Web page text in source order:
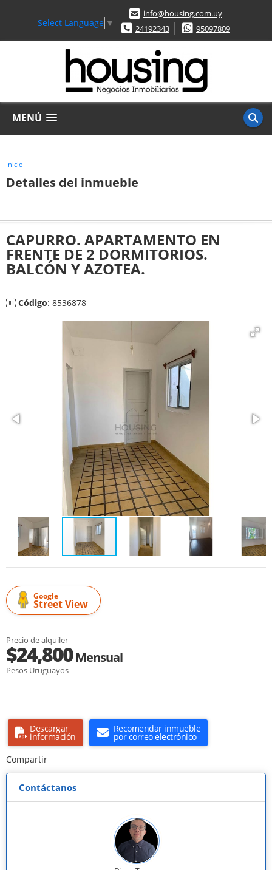
Select Language ▼
info@housing.com.uy
24192343
95097809
MENÚ
Inicio
Detalles del inmueble
CAPURRO. APARTAMENTO EN
FRENTE DE 2 DORMITORIOS.
BALCÓN Y AZOTEA.
Código: 8536878
Google
Street View
Precio de alquiler
$24,800Mensual
Pesos Uruguayos
Descargar
información
Recomendar inmueble
por correo electrónico
Compartir
Contáctanos